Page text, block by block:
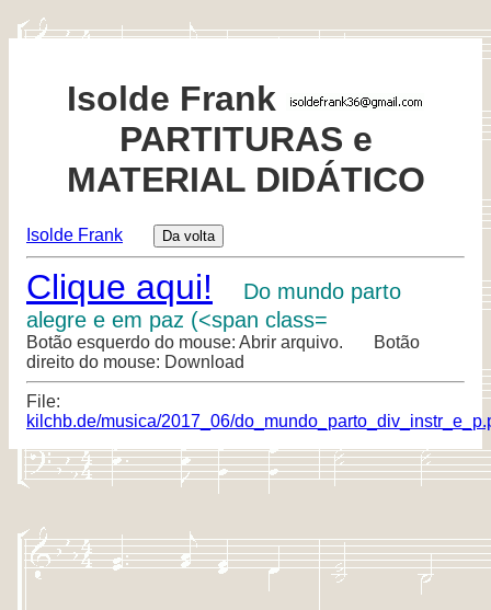
Isolde Frank
PARTITURAS e
MATERIAL DIDÁTICO
Isolde Frank
Clique aqui!
Do mundo parto
alegre e em paz (<span class=
Botão esquerdo do mouse: Abrir arquivo. Botão
direito do mouse: Download
File:
kilchb.de/musica/2017_06/